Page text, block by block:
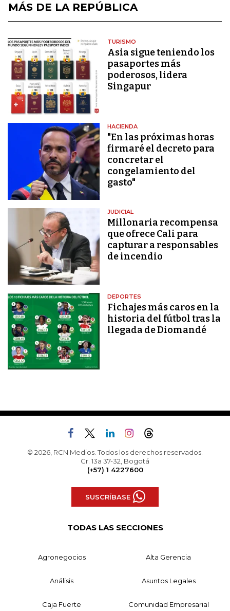
MÁS DE LA REPÚBLICA
TURISMO
Asia sigue teniendo los
pasaportes más
poderosos, lidera
Singapur
HACIENDA
"En las próximas horas
firmaré el decreto para
concretar el
congelamiento del
gasto"
JUDICIAL
Millonaria recompensa
que ofrece Cali para
capturar a responsables
de incendio
DEPORTES
Fichajes más caros en la
historia del fútbol tras la
llegada de Diomandé
© 2026, RCN Medios. Todos los derechos reservados.
Cr. 13a 37-32, Bogotá
(+57) 1 4227600
SUSCRÍBASE
TODAS LAS SECCIONES
Agronegocios Alta Gerencia
Análisis Asuntos Legales
Caja Fuerte Comunidad Empresarial